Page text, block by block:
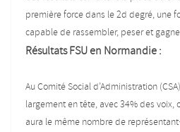
première force dans le 2d degré, une
capable de rassembler, peser et
RésultatsFSU en Normandie :
Au Comité Social d’Administration
largement en tête, avec 34% des voix,
aura le même nombre de